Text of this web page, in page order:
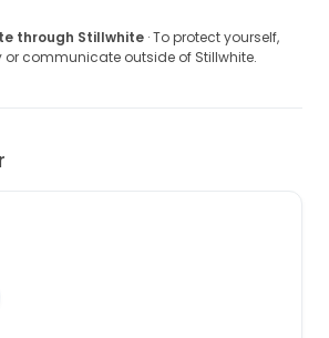
through Stillwhite · To protect yourself,
or communicate outside of Stillwhite.